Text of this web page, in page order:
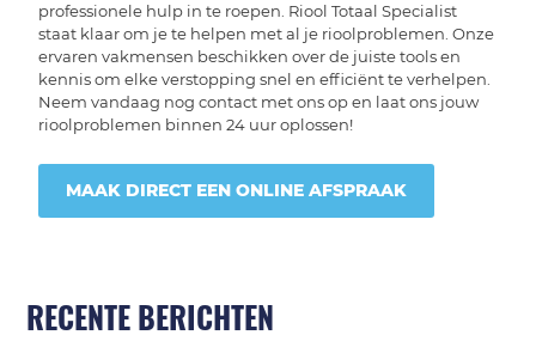
professionele hulp in te roepen. Riool Totaal Specialist
staat klaar om je te helpen met al je rioolproblemen. Onze
ervaren vakmensen beschikken over de juiste tools en
kennis om elke verstopping snel en efficiënt te verhelpen.
Neem vandaag nog contact met ons op en laat ons jouw
rioolproblemen binnen 24 uur oplossen!
MAAK DIRECT EEN ONLINE AFSPRAAK
RECENTE BERICHTEN